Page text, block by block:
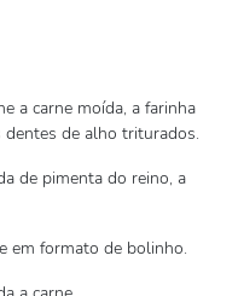
a carne moída, a farinha
dentes de alho triturados.
de pimenta do reino, a
em formato de bolinho.